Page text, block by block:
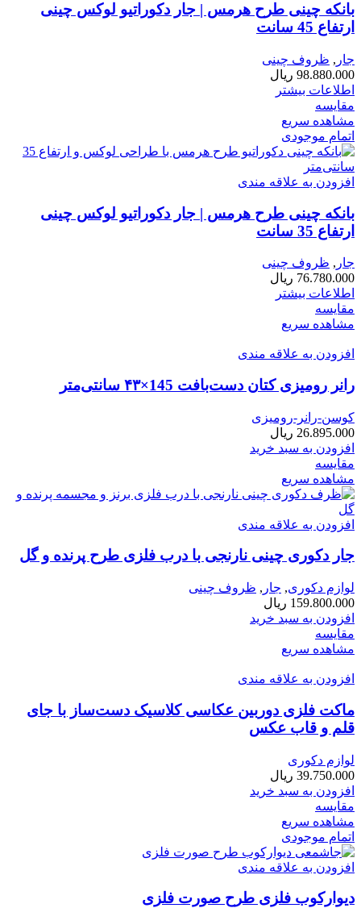
بانکه چینی طرح هرمس | جار دکوراتیو لوکس چینی
ارتفاع 45 سانت
جار , ظروف چینی
98.880.000 ریال
اطلاعات بیشتر
مقایسه
مشاهده سریع
اتمام موجودی
افزودن به علاقه مندی
بانکه چینی طرح هرمس | جار دکوراتیو لوکس چینی
ارتفاع 35 سانت
جار , ظروف چینی
76.780.000 ریال
اطلاعات بیشتر
مقایسه
مشاهده سریع
افزودن به علاقه مندی
رانر رومیزی کتان دست‌بافت 145×۴۳ سانتی‌متر
کوسن-رانر-رومیزی
26.895.000 ریال
افزودن به سبد خرید
مقایسه
مشاهده سریع
افزودن به علاقه مندی
جار دکوری چینی نارنجی با درب فلزی طرح پرنده و گل
لوازم دکوری, جار , ظروف چینی
159.800.000 ریال
افزودن به سبد خرید
مقایسه
مشاهده سریع
افزودن به علاقه مندی
ماکت فلزی دوربین عکاسی کلاسیک دست‌ساز با جای
قلم و قاب عکس
لوازم دکوری
39.750.000 ریال
افزودن به سبد خرید
مقایسه
مشاهده سریع
اتمام موجودی
افزودن به علاقه مندی
دیوارکوب فلزی طرح صورت فلزی